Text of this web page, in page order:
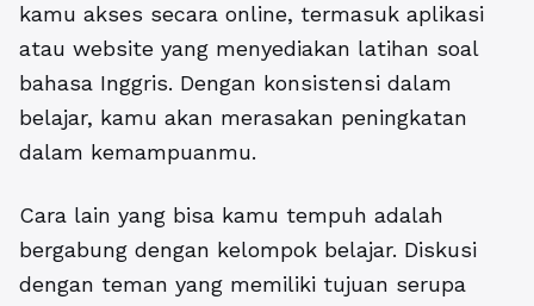
kamu akses secara online, termasuk aplikasi
atau website yang menyediakan latihan soal
bahasa Inggris. Dengan konsistensi dalam
belajar, kamu akan merasakan peningkatan
dalam kemampuanmu.
Cara lain yang bisa kamu tempuh adalah
bergabung dengan kelompok belajar. Diskusi
dengan teman yang memiliki tujuan serupa